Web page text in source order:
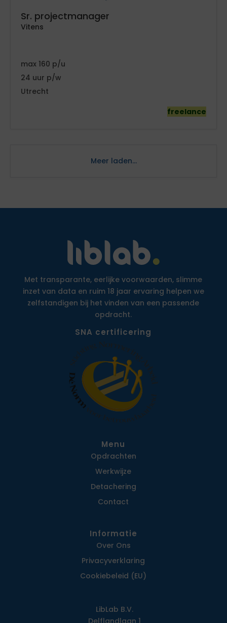
Sr. projectmanager
Vitens
160
24
Utrecht
freelance
Meer laden...
Met transparante, eerlijke voorwaarden, slimme
inzet van data en ruim 18 jaar ervaring helpen we
zelfstandigen bij het vinden van een passende
opdracht.
SNA certificering
Menu
Opdrachten
Werkwijze
Detachering
Contact
Informatie
Over Ons
Privacy­verklaring
Cookiebeleid (EU)
LibLab B.V.
Delflandlaan 1